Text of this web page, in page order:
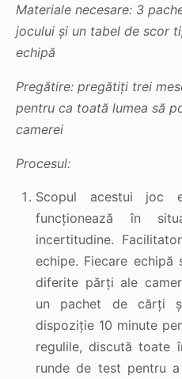
Materiale necesare: 3
jocului și un tabel de scor
echipă
Pregătire: pregătiți trei
pentru ca toată lumea să
camerei
Procesul:
Scopul acestui joc
funcționează în
incertitudine.
echipe. Fiecare
diferite părți ale
un pachet de cărți
dispoziție 10 minute
regulile, discută toate
runde de test pentru